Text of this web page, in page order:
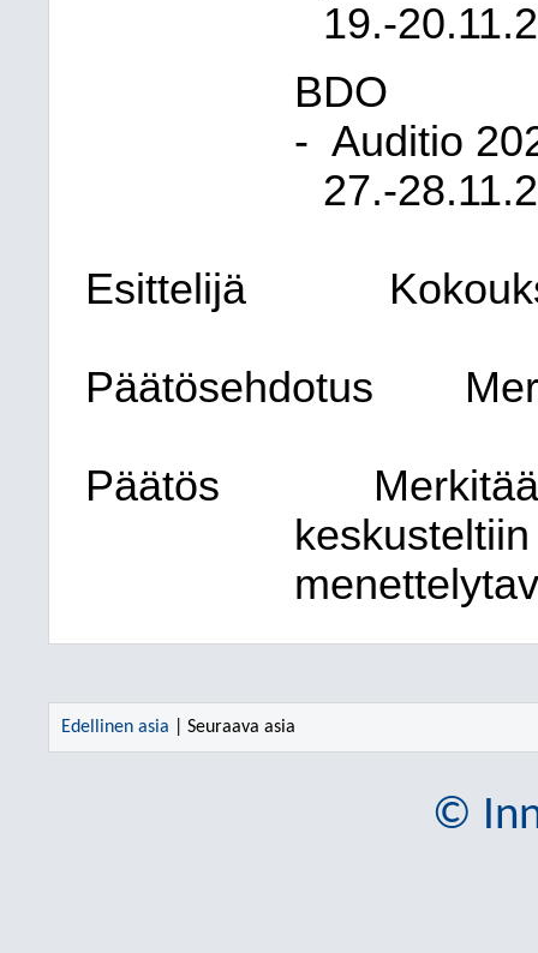
19.-
BDO
- Auditio
27.-
Esittelijä
Päätösehdotus
Päätös
Edellinen asia | Seuraava asia
©